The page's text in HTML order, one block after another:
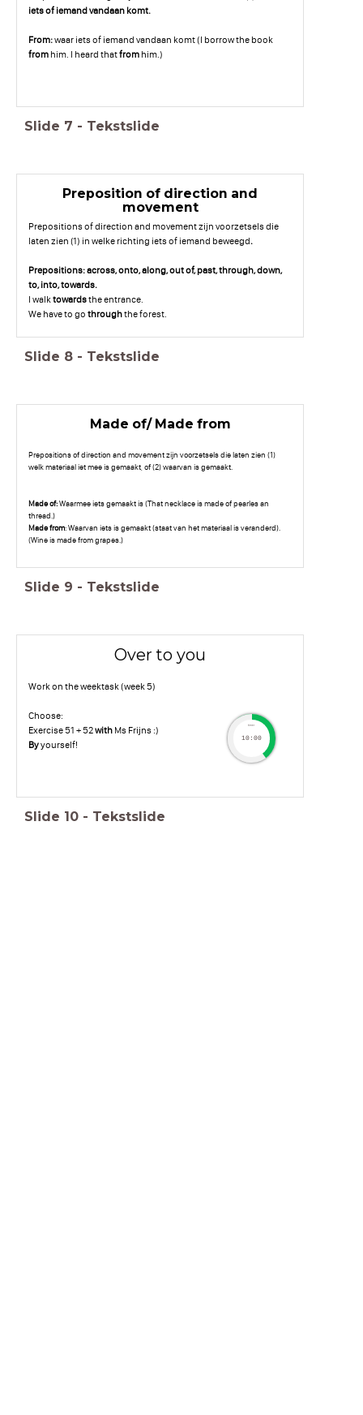
iets of iemand vandaan komt.
From:waar iets of iemand vandaan komt (I borrow the book
from him. I heard thatfrom him.)
Slide 7 - Tekstslide
Preposition of direction and
movement
Prepositions of direction and movement zijn voorzetsels die
laten zien (1) in welke richting iets of iemand beweegd.
Prepositions: across, onto, along, out of, past, through, down,
to, into, towards.
I walktowardsthe entrance.
We have to go throughthe forest.
Slide 8 - Tekstslide
Made of/ Made from
Prepositions of direction and movement zijn voorzetsels die laten zien (1)
welk materiaal iet mee is gemaakt, of (2) waarvan is gemaakt.
Made of:Waarmee iets gemaakt is (That necklace is made of pearles an
thread.)
Made from: Waarvan iets is gemaakt (staat van het materiaal is veranderd).
(Wine is made from grapes.)
Slide 9 - Tekstslide
Over to you
Work on the weektask (week 5)
Choose:
Exercise 51 + 52withMs Frijns :)
Byyourself!
timer
10:00
Slide 10 - Tekstslide